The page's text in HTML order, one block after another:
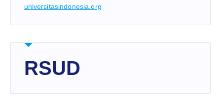
universitasindonesia.org
RSUD